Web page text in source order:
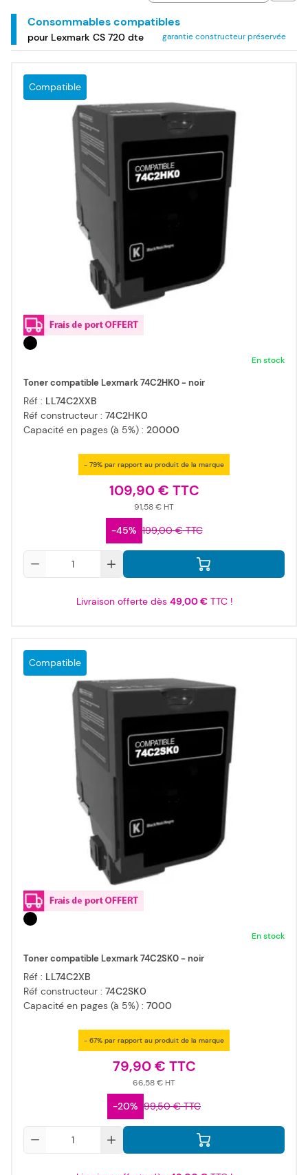
Consommables compatibles
garantie constructeur préservée
pour Lexmark CS 720 dte
Compatible
En stock
Toner compatible Lexmark 74C2HK0 - noir
Réf : LL74C2XXB
Réf constructeur : 74C2HK0
Capacité en pages (à 5%) : 20000
- 79% par rapport au produit de la marque
109,90 €
91,58 €
-45% 199,00 €
Livraison offerte dès 49,00 €TTC !
Compatible
En stock
Toner compatible Lexmark 74C2SK0 - noir
Réf : LL74C2XB
Réf constructeur : 74C2SK0
Capacité en pages (à 5%) : 7000
- 67% par rapport au produit de la marque
79,90 €
66,58 €
-20% 99,50 €